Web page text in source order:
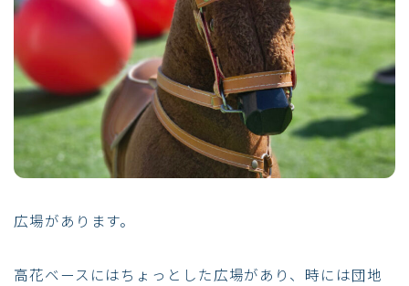
広場があります。
高花ベースにはちょっとした広場があり、時には団地